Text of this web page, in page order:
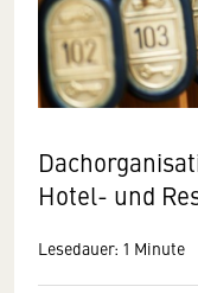
Hotel- und
Lesedauer: 1 Minute